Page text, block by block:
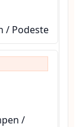
/ Podeste
/